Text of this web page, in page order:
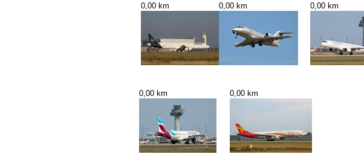
0,00 km 0,00 km 0,00 km
0,00 km 0,00 km